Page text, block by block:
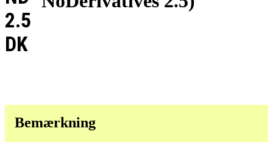
2.5
DK
Bemærkning